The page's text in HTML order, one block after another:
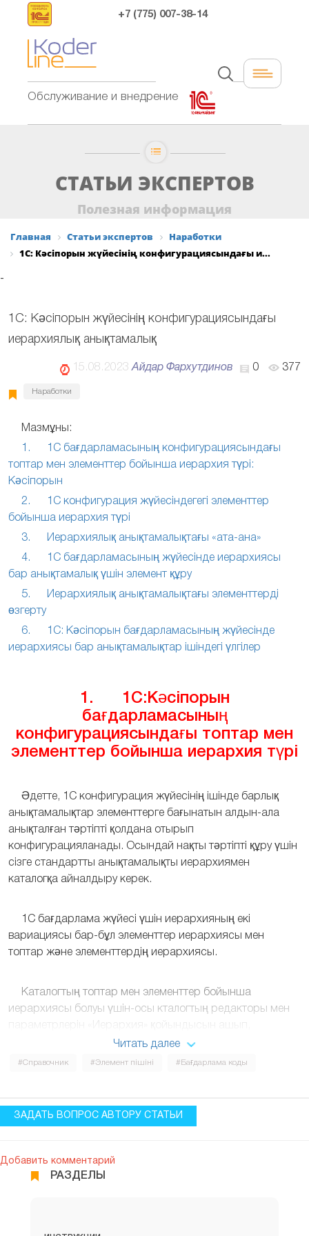
Обслуживание и внедрение
+7 (775) 007-38-14
СТАТЬИ ЭКСПЕРТОВ
Полезная информация
Главная Статьи экспертов
Наработки
1С: Кәсіпорын жүйесінің конфигурациясындағы и...
-
1С: Кәсіпорын жүйесінің конфигурациясындағы
иерархиялық анықтамалық
0 377
15.08.2023 Айдар Фархутдинов
Наработки
Мазмұны:
1. 1С бағдарламасының конфигурациясындағы
топтар мен элементтер бойынша иерархия түрі:
Кәсіпорын
2. 1С конфигурация жүйесіндегегі элементтер
бойынша иерархия түрі
3. Иерархиялық анықтамалықтағы «ата-ана»
4. 1С бағдарламасының жүйесінде иерархиясы
бар анықтамалық үшін элемент құру
5. Иерархиялық анықтамалықтағы элементтерді
өзгерту
6. 1С: Кәсіпорын бағдарламасының жүйесінде
иерархиясы бар анықтамалықтар ішіндегі үлгілер
1. 1С:Кәсіпорын
бағдарламасының
конфигурациясындағы топтар мен
элементтер бойынша иерархия түрі
Әдетте, 1С конфигурация жүйесінің ішінде барлық
анықтамалықтар элементтерге бағынатын алдын-ала
анықталған тәртіпті қолдана отырып
конфигурацияланады. Осындай нақты тәртіпті құру үшін
сізге стандартты анықтамалықты иерархиямен
каталогқа айналдыру керек.
1С бағдарлама жүйесі үшін иерархияның екі
вариациясы бар-бұл элементтер иерархиясы мен
топтар және элементтердің иерархиясы.
Каталогтың топтар мен элементтер бойынша
иерархиясы болуы үшін-осы кталогтың редакторы мен
«иерархиялық анықтамалықтың» жанына «белгі» қою
керек, ал «иерархия көрінісі» сипаты санаты үшін
Читать далее
#Справочник #Элемент пішіні #Бағдарлама коды
ЗАДАТЬ ВОПРОС АВТОРУ СТАТЬИ
Добавить комментарий
РАЗДЕЛЫ